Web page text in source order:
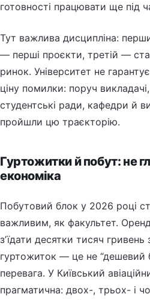
готовності працювати ще під
Тут важлива дисципліна:
— перші проєкти, третій —
ринок. Університет не
ціну помилки: поруч
студентські ради, кафедри й
пройшли цю траєкторію.
Гуртожитки й побут: не
економіка
Побутовий блок у 2026 році
важливим, як факультет.
зʼїдати десятки тисяч
гуртожиток — це не “дешевий
перевага. У Київський
прагматична: двох-, трьох- і